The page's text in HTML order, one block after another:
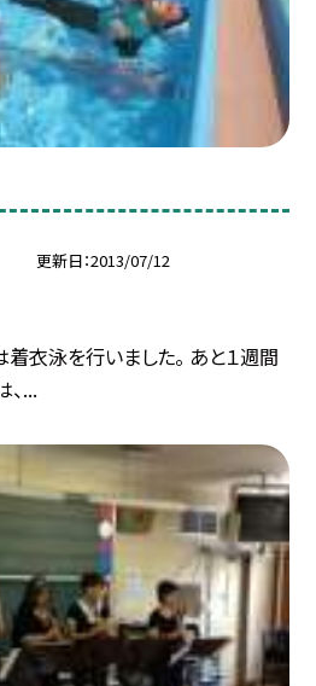
更新日 2013/07/12
衣泳を行いました。 あと１週間
...